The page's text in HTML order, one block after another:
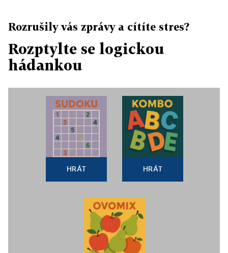
Rozrušily vás zprávy a cítíte stres?
Rozptylte se logickou
hádankou
HRÁT HRÁT